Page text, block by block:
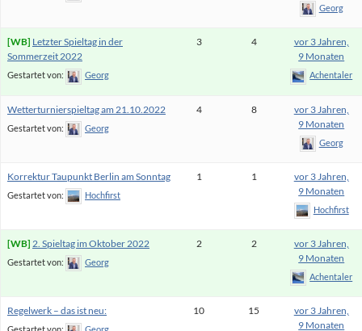
Georg
Letzter Spieltag in der
Sommerzeit 2022
Gestartet von: Georg
3 4
vor 3 Jahren,
9 Monaten
Achentaler
Wetterturnierspieltag am 21.10.2022
Gestartet von: Georg
4 8
vor 3 Jahren,
9 Monaten
Georg
Korrektur Taupunkt Berlin am Sonntag
Gestartet von: Hochfirst
1 1
vor 3 Jahren,
9 Monaten
Hochfirst
2. Spieltag im Oktober 2022
Gestartet von: Georg
2 2
vor 3 Jahren,
9 Monaten
Achentaler
Regelwerk – das ist neu: 10 15
vor 3 Jahren,
9 Monaten